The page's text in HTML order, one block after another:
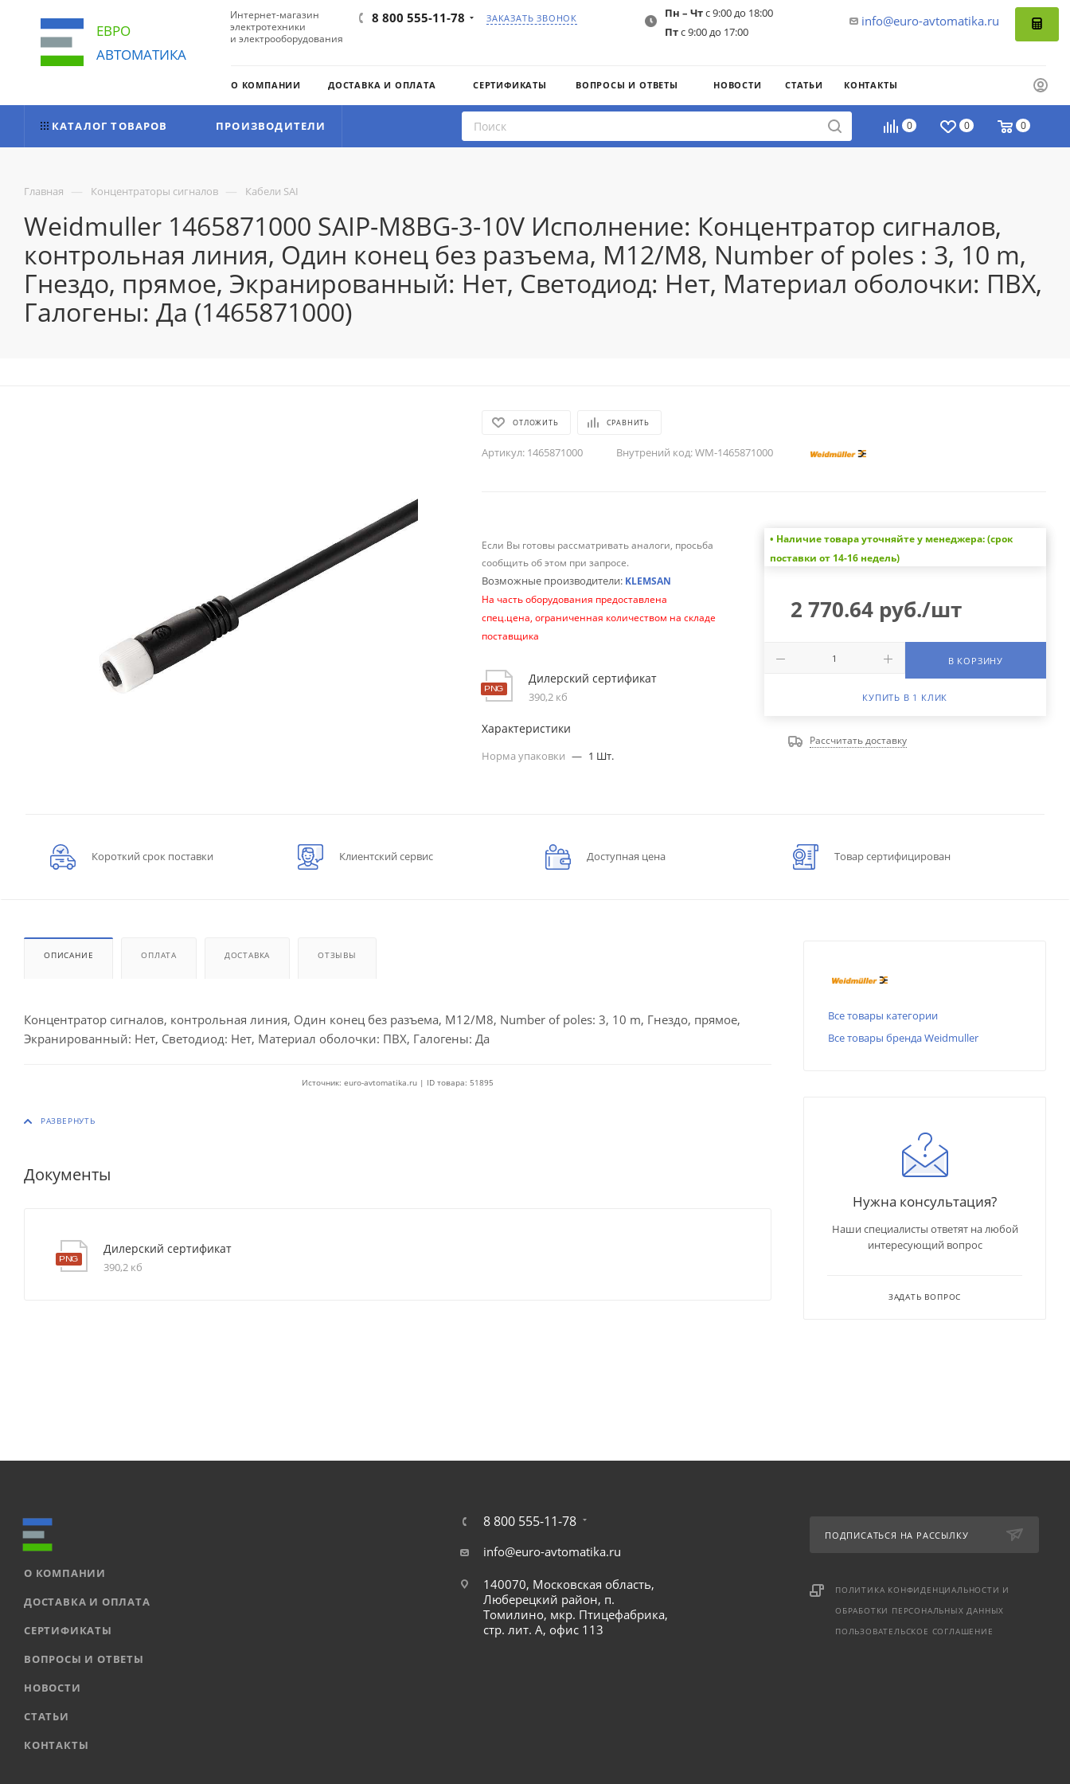
ЕВРО
АВТОМАТИКА
Интернет-магазин
электротехники
и электрооборудования
8 800 555-11-78 ЗАКАЗАТЬ ЗВОНОК info@euro-avtomatika.ru
Пн – Чтс 9:00 до 18:00
Птс 9:00 до 17:00
О КОМПАНИИ ДОСТАВКА И ОПЛАТА СЕРТИФИКАТЫ ВОПРОСЫ И ОТВЕТЫ НОВОСТИ СТАТЬИ КОНТАКТЫ
0 0 0
КАТАЛОГ ТОВАРОВ ПРОИЗВОДИТЕЛИ
Главная — Концентраторы сигналов — Кабели SAI
Weidmuller 1465871000 SAIP-M8BG-3-10V Исполнение: Концентратор сигналов,
контрольная линия, Один конец без разъема, M12/M8, Number of poles : 3, 10 m,
Гнездо, прямое, Экранированный: Нет, Светодиод: Нет, Материал оболочки: ПВХ,
Галогены: Да (1465871000)
ОТЛОЖИТЬ СРАВНИТЬ
Артикул: 1465871000 Внутрений код:WM-1465871000
Если Вы готовы рассматривать аналоги, просьба
сообщить об этом при запросе.
Возможные производители: KLEMSAN
На часть оборудования предоставлена
спец.цена, ограниченная количеством на складе
поставщика
Дилерский сертификат
390,2 кб
Характеристики
Норма упаковки — 1 Шт.
• Наличие товара уточняйте у менеджера: (срок
поставки от 14-16 недель)
2 770.64руб./шт
В КОРЗИНУ
КУПИТЬ В 1 КЛИК
Рассчитать доставку
Короткий срок поставки Клиентский сервис Доступная цена Товар сертифицирован
ОПИСАНИЕ ОПЛАТА ДОСТАВКА ОТЗЫВЫ
Концентратор сигналов, контрольная линия, Один конец без разъема, M12/M8, Number of poles: 3, 10 m, Гнездо, прямое,
Экранированный: Нет, Светодиод: Нет, Материал оболочки: ПВХ, Галогены: Да
Источник: euro-avtomatika.ru | ID товара: 51895
Документы
Дилерский сертификат
390,2 кб
Все товары категории
Все товары бренда Weidmuller
Нужна консультация?
Наши специалисты ответят на любой
интересующий вопрос
ЗАДАТЬ ВОПРОС
О КОМПАНИИ
ДОСТАВКА И ОПЛАТА
СЕРТИФИКАТЫ
ВОПРОСЫ И ОТВЕТЫ
НОВОСТИ
СТАТЬИ
КОНТАКТЫ
8 800 555-11-78
info@euro-avtomatika.ru
140070, Московская область,
Люберецкий район, п.
Томилино, мкр. Птицефабрика,
стр. лит. А, офис 113
ПОДПИСАТЬСЯ НА РАССЫЛКУ
ПОЛИТИКА КОНФИДЕНЦИАЛЬНОСТИ И
ОБРАБОТКИ ПЕРСОНАЛЬНЫХ ДАННЫХ
ПОЛЬЗОВАТЕЛЬСКОЕ СОГЛАШЕНИЕ